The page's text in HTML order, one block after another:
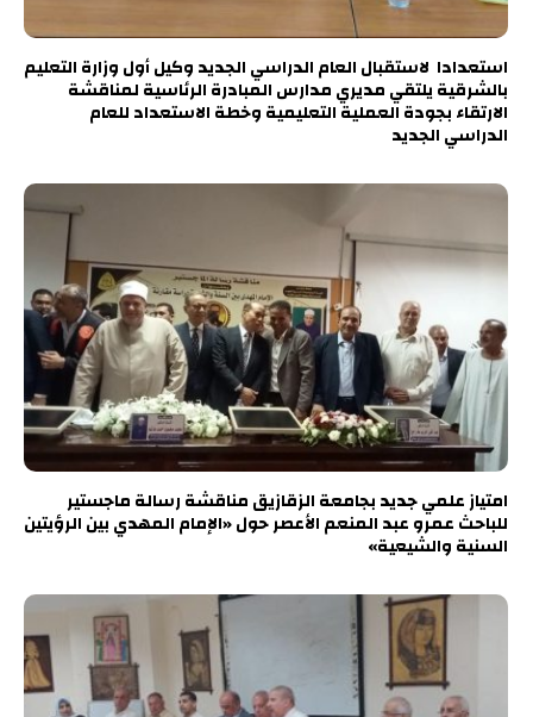
استعدادا لاستقبال العام الدراسي الجديد وكيل أول وزارة التعليم
بالشرقية يلتقي مديري مدارس المبادرة الرئاسية لمناقشة
الارتقاء بجودة العملية التعليمية وخطة الاستعداد للعام
الدراسي الجديد
امتياز علمي جديد بجامعة الزقازيق مناقشة رسالة ماجستير
للباحث عمرو عبد المنعم الأعصر حول «الإمام المهدي بين الرؤيتين
السنية والشيعية»